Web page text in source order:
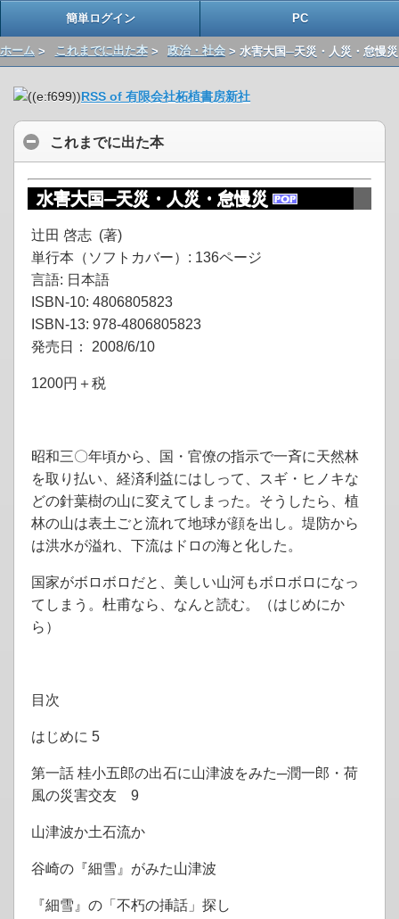
簡単ログイン PC
ホーム > これまでに出た本> 政治・社会 > 水害大国─天災・人災・怠慢災
RSS of 有限会社柘植書房新社
これまでに出た本
水害大国─天災・人災・怠慢災
辻田 啓志 (著)
単行本（ソフトカバー）: 136ページ
言語: 日本語
ISBN-10: 4806805823
ISBN-13: 978-4806805823
発売日： 2008/6/10
1200円＋税
昭和三〇年頃から、国・官僚の指示で一斉に天然林
を取り払い、経済利益にはしって、スギ・ヒノキな
どの針葉樹の山に変えてしまった。そうしたら、植
林の山は表土ごと流れて地球が顔を出し。堤防から
は洪水が溢れ、下流はドロの海と化した。
国家がボロボロだと、美しい山河もボロボロになっ
てしまう。杜甫なら、なんと読む。（はじめにか
ら）
目次
はじめに 5
第一話 桂小五郎の出石に山津波をみた─潤一郎・荷
風の災害交友 9
山津波か土石流か
谷崎の『細雪』がみた山津波
『細雪』の「不朽の挿話」探し